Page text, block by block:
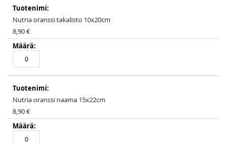
product
items
Nutria oranssi takalisto 10x20cm
8,90 €
Nutria oranssi naama 15x22cm
8,90 €